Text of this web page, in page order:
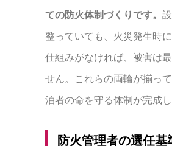
ての防火体制づくりです。
整っていても、火災発生時
仕組みがなければ、被害は
せん。これらの両輪が揃っ
泊者の命を守る体制が完成し
防火管理者の選任基